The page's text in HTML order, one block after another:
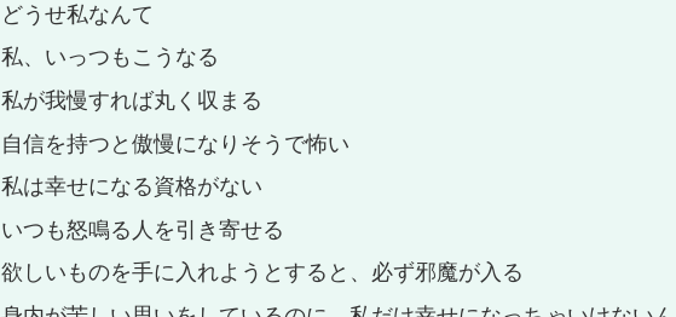
どうせ私なんて
私、いっつもこうなる
私が我慢すれば丸く収まる
自信を持つと傲慢になりそうで怖い
私は幸せになる資格がない
いつも怒鳴る人を引き寄せる
欲しいものを手に入れようとすると、必ず邪魔が入る